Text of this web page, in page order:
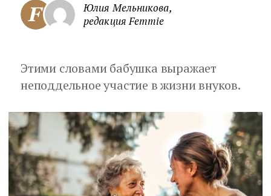
Юлия Мельникова,
редакция Femmie
Этими словами бабушка выражает
неподдельное участие в жизни внуков.